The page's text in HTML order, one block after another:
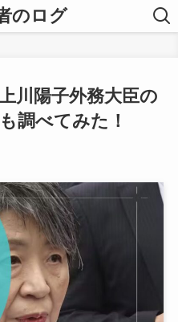
のログ
川陽子外務大臣の
調べてみた！